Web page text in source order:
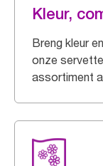
Kleur,
Breng kleur
onze
assortiment